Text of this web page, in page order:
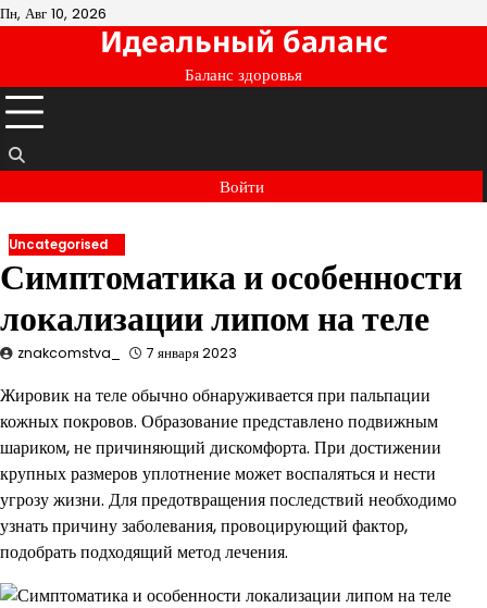
Перейти
Пн, Авг 10, 2026
Идеальный баланс
Баланс здоровья
Войти
Uncategorised
Симптоматика и особенности
локализации липом на теле
znakcomstva_ 7 января 2023
Жировик на теле обычно обнаруживается при пальпации
кожных покровов. Образование представлено подвижным
шариком, не причиняющий дискомфорта. При достижении
крупных размеров уплотнение может воспаляться и нести
угрозу жизни. Для предотвращения последствий необходимо
узнать причину заболевания, провоцирующий фактор,
подобрать подходящий метод лечения.